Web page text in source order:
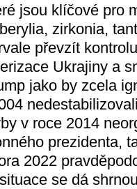
jsou klíčové pro
zirkonia,
převzít
Ukrajiny a
jako by zcela
v roce 2014
prezidenta,
2022
se dá